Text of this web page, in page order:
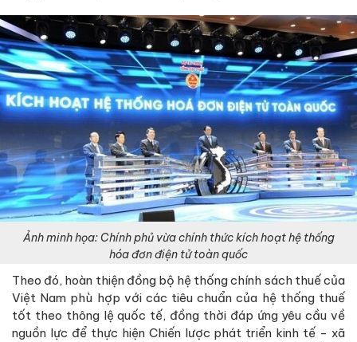
Ảnh minh họa: Chính phủ vừa chính thức kích hoạt hệ thống
hóa đơn điện tử toàn quốc
Theo đó, hoàn thiện đồng bộ hệ thống chính sách thuế của
Việt Nam phù hợp với các tiêu chuẩn của hệ thống thuế
tốt theo thông lệ quốc tế, đồng thời đáp ứng yêu cầu về
nguồn lực để thực hiện Chiến lược phát triển kinh tế - xã